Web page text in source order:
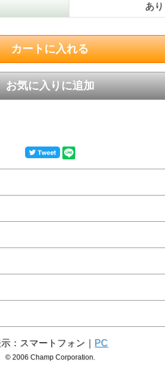
あり
：スマートフォン｜ PC
© 2006 Champ Corporation.